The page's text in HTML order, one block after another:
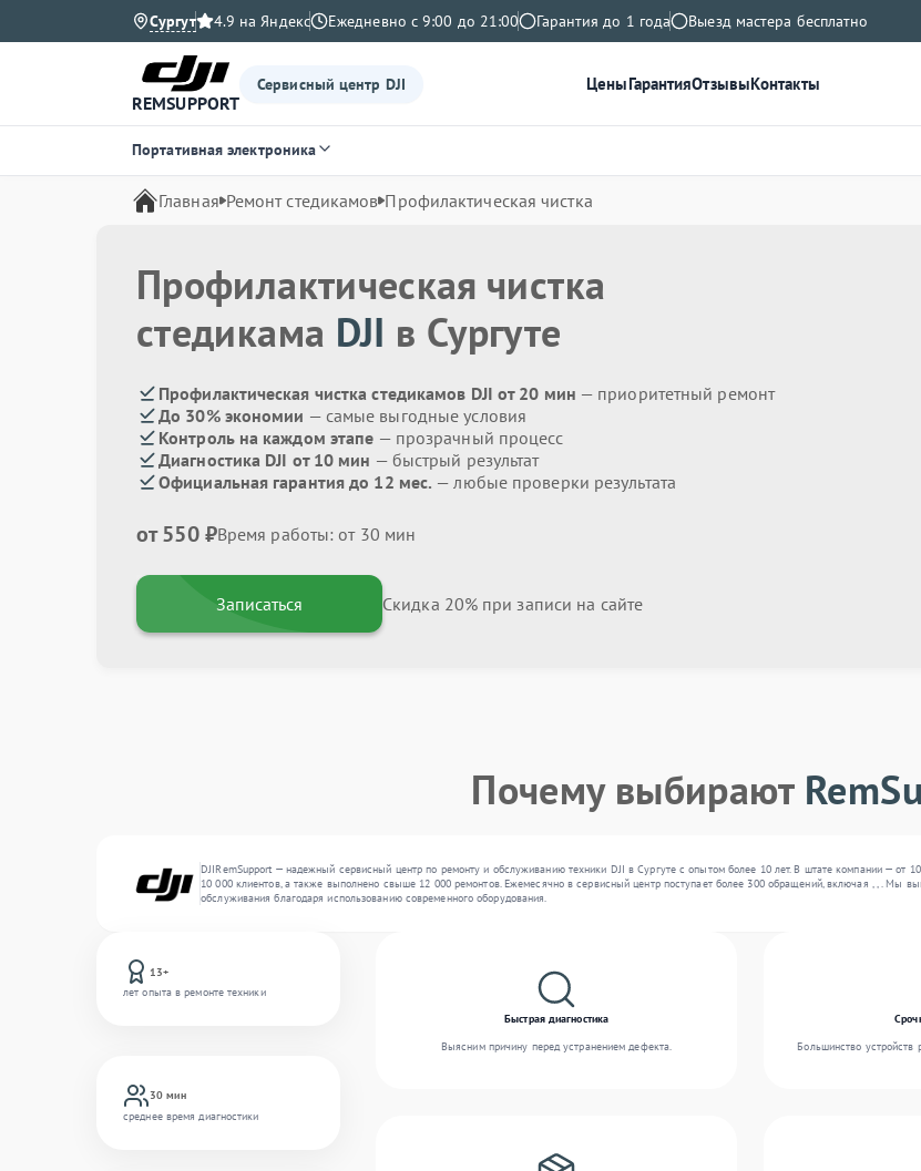
Сургут 4.9 на Яндекс Ежедневно с 9:00 до 21:00 Гарантия до 1 года Выезд мастера бесплатно
REMSUPPORT
Сервисный центр DJI ЦеныГарантияОтзывыКонтакты
Портативная электроника
Главная Ремонт стедикамов Профилактическая чистка
Профилактическая чистка
стедикама DJI в Сургуте
Профилактическая чистка стедикамов DJI от 20 мин — приоритетный ремонт
До 30% экономии — самые выгодные условия
Контроль на каждом этапе — прозрачный процесс
Диагностика DJI от 10 мин — быстрый результат
Официальная гарантия до 12 мес. — любые проверки результата
от 550 ₽Время работы: от 30 мин
Записаться Скидка 20% при записи на сайте
Почему выбирают
DJIRemSupport — надежный сервисный центр по ремонту и обслуживанию техники DJI в Сургуте с опытом более 10 лет. В штате компании —
10 000 клиентов, а также выполнено свыше 12 000 ремонтов. Ежемесячно в сервисный центр поступает более 300 обращений, включая , , . Мы
обслуживания благодаря использованию современного оборудования.
13+
лет опыта в ремонте техники
30 мин
среднее время диагностики
Быстрая диагностика
Выясним причину перед устранением дефекта.
Большинство устройств